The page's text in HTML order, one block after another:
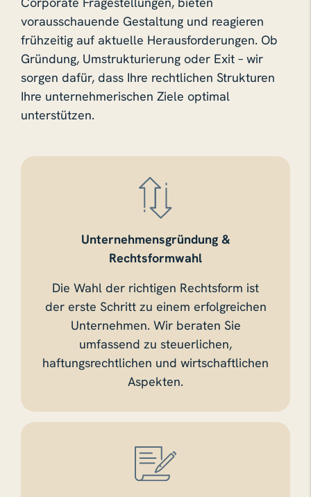
vorausschauende Gestaltung und reagieren
frühzeitig auf aktuelle Herausforderungen. Ob
Gründung, Umstrukturierung oder Exit – wir
sorgen dafür, dass Ihre rechtlichen Strukturen
Ihre unternehmerischen Ziele optimal
unterstützen.
Unternehmensgründung &
Rechtsformwahl
Die Wahl der richtigen Rechtsform ist
der erste Schritt zu einem erfolgreichen
Unternehmen. Wir beraten Sie
umfassend zu steuerlichen,
haftungsrechtlichen und wirtschaftlichen
Aspekten.